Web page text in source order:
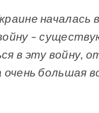
началась
–
в эту войну,
большая